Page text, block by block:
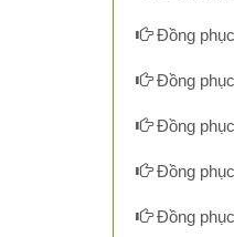
Đồng
Đồng
Đồng
Đồng
Đồng